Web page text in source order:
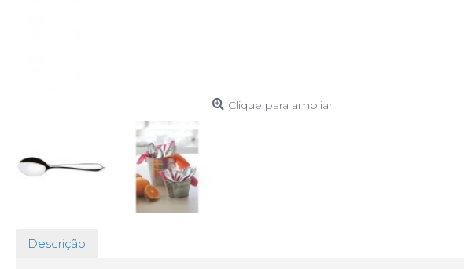
Clique para ampliar
Descrição